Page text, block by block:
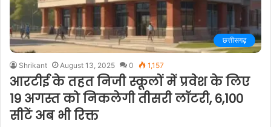
छत्तीसगढ़
Shrikant August 13, 2025 0 1,157
आरटीई के तहत निजी स्कूलों में प्रवेश के लिए
19 अगस्त को निकलेगी तीसरी लॉटरी, 6,100
सीटें अब भी रिक्त